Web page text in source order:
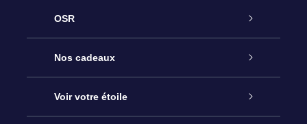
OSR
Service
À propos de l’OSR
Nos cadeaux
Cadeau d’étoile en ligne
Voir votre étoile